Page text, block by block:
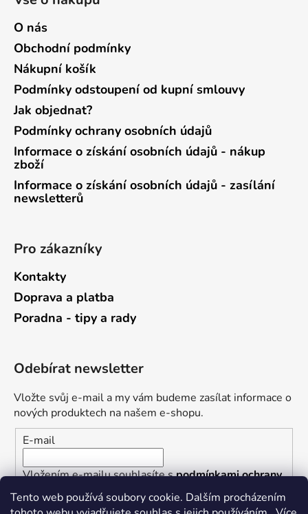
Tento web používá soubory cookie. Dalším procházením
O nás
Obchodní podmínky
Nákupní košík
Podmínky odstoupení od kupní smlouvy
Jak objednat?
Podmínky ochrany osobních údajů
Informace o získání osobních údajů - nákup
zboží
Informace o získání osobních údajů - zasílání
newsletterů
Pro zákazníky
Kontakty
Doprava a platba
Poradna - tipy a rady
Odebírat newsletter
Vložte svůj e-mail a my vám budeme zasílat informace o
nových produktech na našem e-shopu.
E-mail
Vložením e-mailu souhlasíte spodmínkami ochrany
osobních údajů